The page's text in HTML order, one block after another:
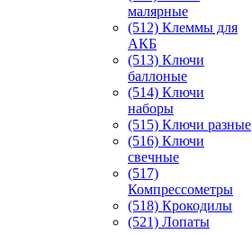
малярные
(512) Клеммы для
АКБ
(513) Ключи
баллоные
(514) Ключи
наборы
(515) Ключи разные
(516) Ключи
свечные
(517)
Компрессометры
(518) Крокодилы
(521) Лопаты